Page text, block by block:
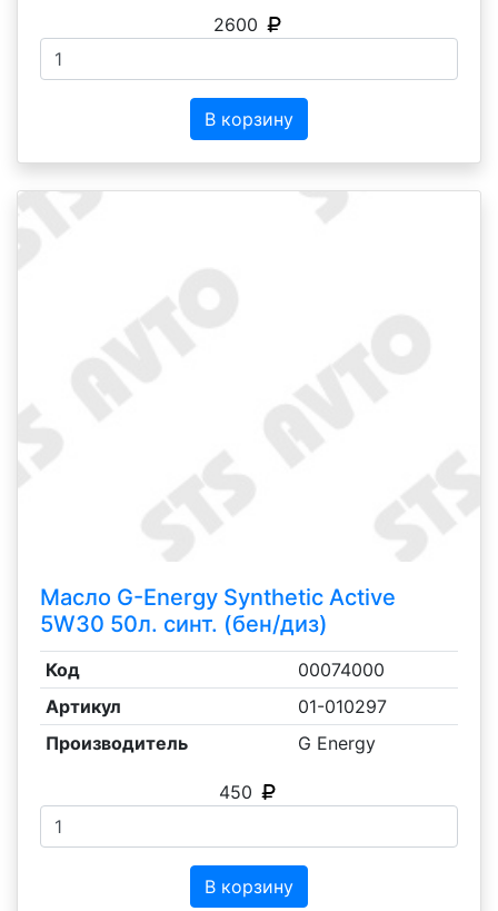
2600
В корзину
Масло G-Energy Synthetic Active
5W30 50л. синт. (бен/диз)
Код
00074000
Артикул
01-010297
Производитель
G Energy
450
В корзину